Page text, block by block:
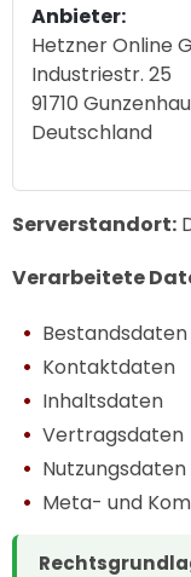
Anbieter:
Hetzner Online
Industriestr. 25
91710
Deutschland
Serverstandort:
Verarbeitete
Bestandsdaten
Kontaktdaten
Inhaltsdaten
Vertragsdaten
Nutzungsdaten
Meta- und